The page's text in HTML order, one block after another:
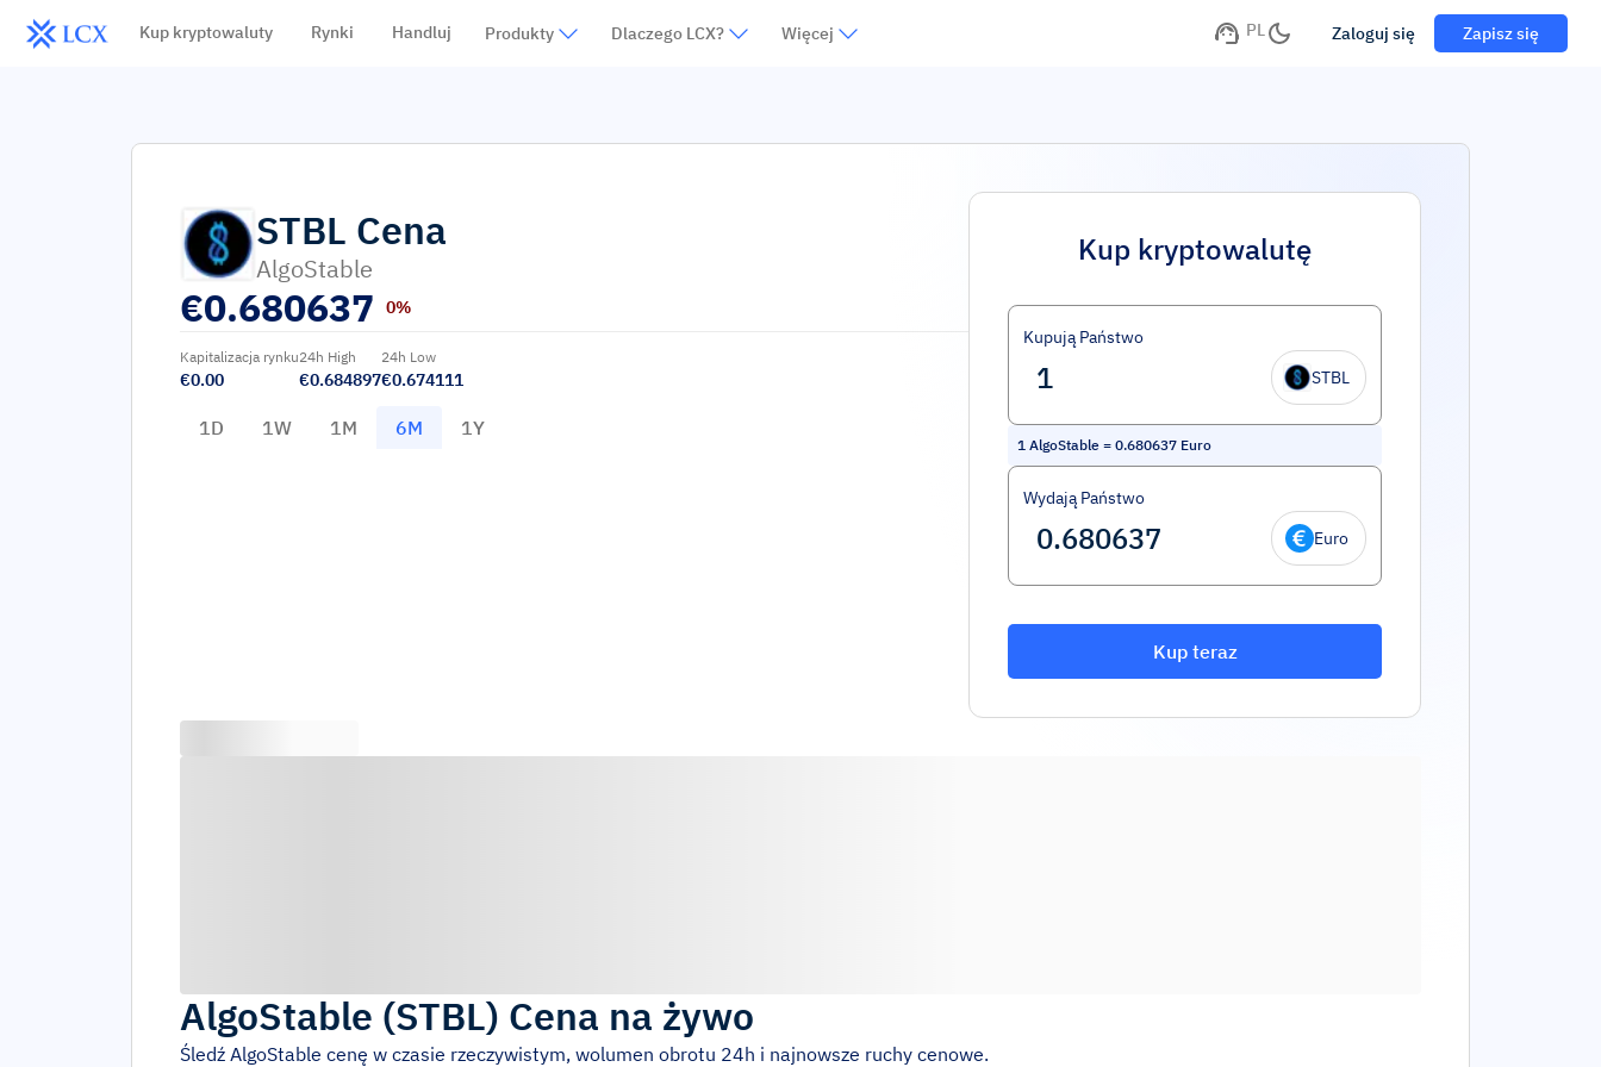
Kup kryptowaluty Rynki Handluj Produkty Dlaczego LCX? Więcej PL Zaloguj się Zapisz się
STBL Cena
AlgoStable
€0.680637 0%
Kapitalizacja rynku
€0.00
24h High
€0.684897
24h Low
€0.674111
1D 1W 1M 6M 1Y
Kup kryptowalutę
Kupują Państwo
STBL
1 AlgoStable = 0.680637 Euro
Wydają Państwo
Euro
Kup teraz
AlgoStable (STBL) Cena na żywo
Śledź AlgoStable cenę w czasie rzeczywistym, wolumen obrotu 24h i najnowsze ruchy cenowe.